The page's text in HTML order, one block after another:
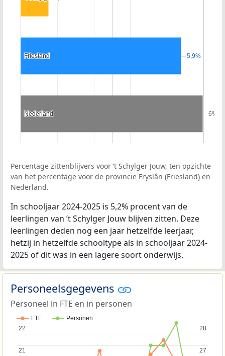
Friesland
Friesland
Nederland
Nederland
5,9%
5,9%
6%
6%
Percentage zittenblijvers voor ’t Schylger Jouw, ten opzichte
van het percentage voor de provincie Fryslân (Friesland) en
Nederland.
In schooljaar 2024-2025 is 5,2% procent van de
leerlingen van ’t Schylger Jouw blijven zitten. Deze
leerlingen deden nog een jaar hetzelfde leerjaar,
hetzij in hetzelfde schooltype als in schooljaar 2024-
2025 of dit was in een lagere soort onderwijs.
Personeelsgegevens
Personeel in FTE en in personen
FTE Personen
21
21
22
22
27
27
28
28